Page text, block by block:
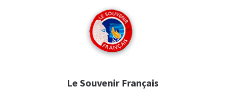
Le Souvenir Français